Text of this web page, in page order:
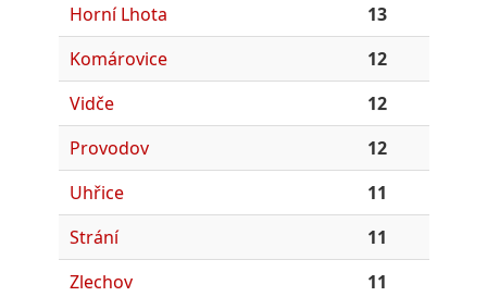
Horní Lhota
13
Komárovice
12
Vidče
12
Provodov
12
Uhřice
11
Strání
11
Zlechov
11